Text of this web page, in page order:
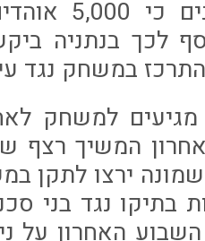
במכבי
לכך בנתניה
במשחק נגד
מגיעים למשחק
המשיך רצף
שמונה ירצו
נגד בני
האחרון על